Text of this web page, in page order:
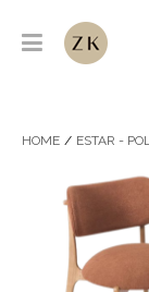
HOME ESTAR -